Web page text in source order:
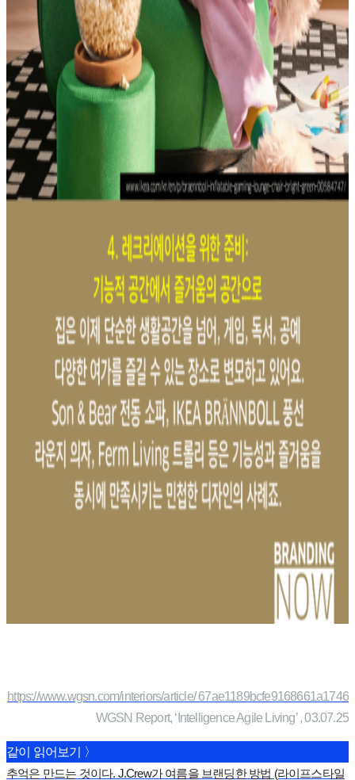
https://www.wgsn.com/interiors/article/ 67ae1189bcfe9168661a1746
WGSN Report, ‘Intelligence Agile Living’ , 03.07.25
같이 읽어보기 〉
추억은 만드는 것이다. J.Crew가 여름을 브랜딩한 방법 (라이프스타일